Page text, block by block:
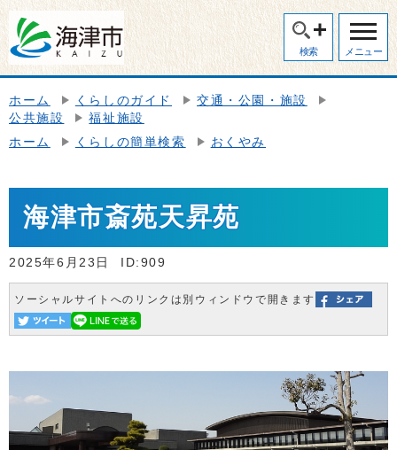
検索 メニュー
ホーム くらしのガイド
交通・公園・施設
公共施設
福祉施設
ホーム
くらしの簡単検索 おくやみ
海津市斎苑天昇苑
2025年6月23日 ID:909
ソーシャルサイトへのリンクは別ウィンドウで開きます